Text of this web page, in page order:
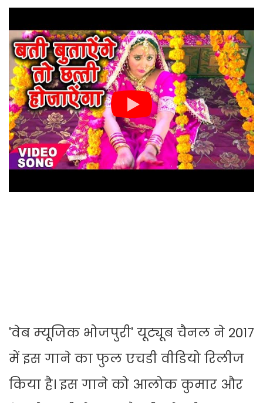
'वेब म्‍यूजिक भोजपुरी' यूट्यूब चैनल ने 2017
में इस गाने का फुल एचडी वीडियो रिलीज
किया है। इस गाने को आलोक कुमार और